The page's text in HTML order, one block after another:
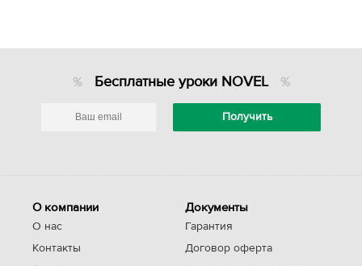
Бесплатные уроки NOVEL
О компании
О нас
Контакты
Документы
Гарантия
Договор оферта